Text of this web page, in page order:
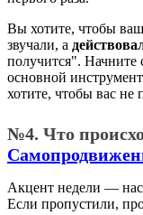
Вы хотите, чтобы
звучали, а
получится". Начните
основной
хотите, чтобы вас
№4. Что
Акцент недели —
Если пропустили,